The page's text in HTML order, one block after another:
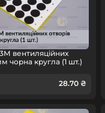
вентиляційних
чорна кругла (1 шт.)
28.70 ₴